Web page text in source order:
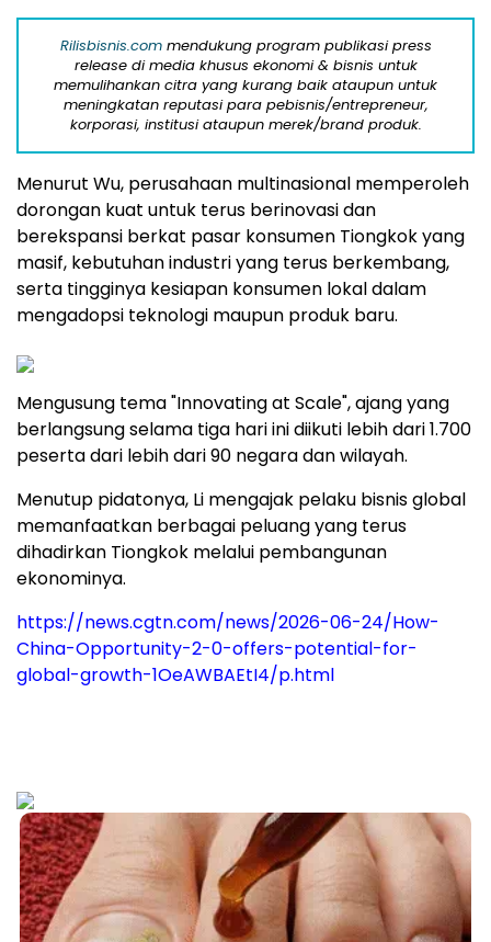
Rilisbisnis.commendukung program publikasi press
release di media khusus ekonomi & bisnis untuk
memulihankan citra yang kurang baik ataupun untuk
meningkatan reputasi para pebisnis/entrepreneur,
korporasi, institusi ataupun merek/brand produk.
Menurut Wu, perusahaan multinasional memperoleh
dorongan kuat untuk terus berinovasi dan
berekspansi berkat pasar konsumen Tiongkok yang
masif, kebutuhan industri yang terus berkembang,
serta tingginya kesiapan konsumen lokal dalam
mengadopsi teknologi maupun produk baru.
Mengusung tema "Innovating at Scale", ajang yang
berlangsung selama tiga hari ini diikuti lebih dari 1.700
peserta dari lebih dari 90 negara dan wilayah.
Menutup pidatonya, Li mengajak pelaku bisnis global
memanfaatkan berbagai peluang yang terus
dihadirkan Tiongkok melalui pembangunan
ekonominya.
https://news.cgtn.com/news/2026-06-24/How-
China-Opportunity-2-0-offers-potential-for-
global-growth-1OeAWBAEtI4/p.html